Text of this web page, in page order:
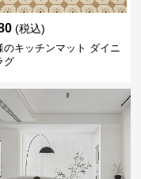
(税込)
のキッチンマット ダイニ
グ